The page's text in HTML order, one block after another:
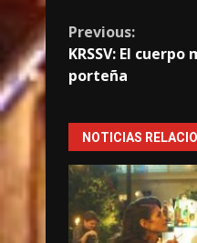
Continue
Reading
Previous:
KRSSV: El
porteña
NOTICIAS